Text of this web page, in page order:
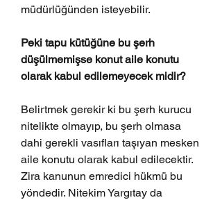
müdürlüğünden isteyebilir.
Peki tapu kütüğüne bu şerh
düşülmemişse konut aile konutu
olarak kabul edilemeyecek midir?
Belirtmek gerekir ki bu şerh kurucu
nitelikte olmayıp, bu şerh olmasa
dahi gerekli vasıfları taşıyan mesken
aile konutu olarak kabul edilecektir.
Zira kanunun emredici hükmü bu
yöndedir. Nitekim Yargıtay da